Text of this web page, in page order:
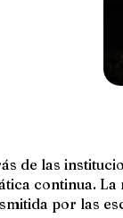
de las
continua.
por las